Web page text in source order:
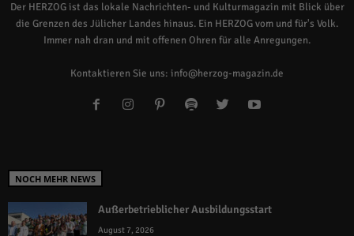
Der HERZOG ist das lokale Nachrichten- und Kulturmagazin mit Blick über
die Grenzen des Jülicher Landes hinaus. Ein HERZOG vom und für's Volk.
Immer nah dran und mit offenen Ohren für alle Anregungen.
Kontaktieren Sie uns: info@herzog-magazin.de
NOCH MEHR NEWS
Außerbetrieblicher Ausbildungsstart
August 7, 2026